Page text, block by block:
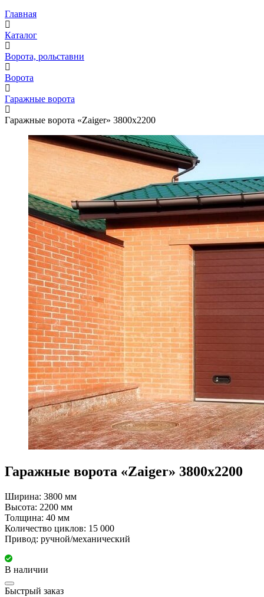
Главная
Каталог
Ворота, рольставни
Ворота
Гаражные ворота
Гаражные ворота «Zaiger» 3800х2200
Гаражные ворота «Zaiger» 3800х2200
Ширина: 3800 мм
Высота: 2200 мм
Толщина: 40 мм
Количество циклов: 15 000
Привод: ручной/механический
В наличии
Быстрый заказ